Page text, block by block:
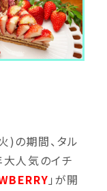
の期間、タル
大人気のイチ
」が開